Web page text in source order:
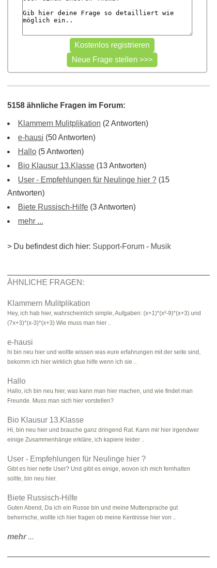
5158 ähnliche Fragen im Forum:
Klammern Mulitplikation (2 Antworten)
e-hausi (50 Antworten)
Hallo (5 Antworten)
Bio Klausur 13.Klasse (13 Antworten)
User - Empfehlungen für Neulinge hier ? (15
Antworten)
Biete Russisch-Hilfe (3 Antworten)
mehr ...
> Du befindest dich hier: Support-Forum - Musik
ÄHNLICHE FRAGEN:
Klammern Mulitplikation
Hey, ich hab hier, wahrscheinlich simple, Aufgaben: (x+1)*(x²-9)*(x+3) und
(7x+3)*(x-3)*(x+3) Wie muss man hier ..
e-hausi
hi bin neu hier und wollte wissen was eure erfahrungen mit der seite sind,
bekomm ich hier wirklich gtue hilfe wenn ich sie ..
Hallo
Hallo, ich bin neu hier, was kann man hier machen, und wie findet man
Freunde. Muss man sich hier vorstellen?
Bio Klausur 13.Klasse
Hi, bin neu hier und brauche ganz dringend Rat. Kann mir hier irgendwer
einige Zusammenhänge erkläre, ich kapiere leider ..
User - Empfehlungen für Neulinge hier ?
Gibt es hier nette User? Und gibt es einige, wovon ich mich fernhalten
sollte, bin neu hier.
Biete Russisch-Hilfe
Guten Abend, Da ich ein Russe bin und meine Muttersprache gut
beherrsche, wollte ich hier fragen ob meine Kentnisse hier von ..
mehr...